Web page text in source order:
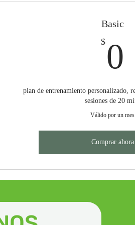
Basic
$0
plan de entrenamiento personalizado,
sesiones de 20
Válido por un mes
Comprar ahora